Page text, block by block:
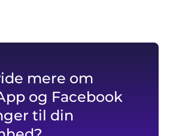
mere om
og Facebook
til din